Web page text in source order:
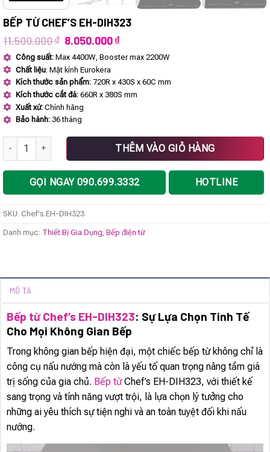
BẾP TỪ CHEF’S EH-DIH323
11.500.000₫ Giá
là:
11.500.000 ₫.
8.050.000₫Giá
tại
8.050.000 ₫.
Công suất: Max 4400W, Booster max 2200W
Chất liệu: Mặt kính Eurokera
Kích thước sản phẩm: 720R x 430S x 60C mm
Kích thước cắt đá: 660R x 380S mm
Xuất xứ: Chính hãng
Bảo hành: 36 tháng
Bếp từ Chef's EH-DIH323 số lượngTHÊM VÀO GIỎ HÀNG
GỌI NGAY 090.699.3332 HOTLINE
SKU: Chef's.EH-DIH323
Danh mục: Thiết Bị Gia Dụng Bếp điện từ
MÔ TẢ
Bếp từ Chef’s EH-DIH323: Sự Lựa Chọn Tinh Tế
Cho Mọi Không Gian Bếp
Trong không gian bếp hiện đại, một chiếc bếp từ không chỉ là
công cụ nấu nướng mà còn là yếu tố quan trọng nâng tầm giá
trị sống của gia chủ. Bếp từChef’s EH-DIH323, với thiết kế
sang trọng và tính năng vượt trội, là lựa chọn lý tưởng cho
những ai yêu thích sự tiện nghi và an toàn tuyệt đối khi nấu
nướng.